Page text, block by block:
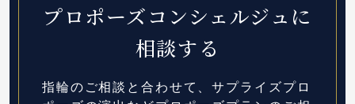
プロポーズコンシェルジュに
相談する
指輪のご相談と合わせて、サプライズプロ